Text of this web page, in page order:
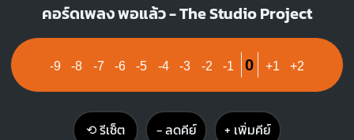
1
X
1
2
คอร์ดเพลง พอแล้ว - The Studio Project
-9 -8 -7 -6 -5 -4 -3 -2 -1 0 +1 +2
⟲ รีเซ็ต − ลดคีย์ + เพิ่มคีย์